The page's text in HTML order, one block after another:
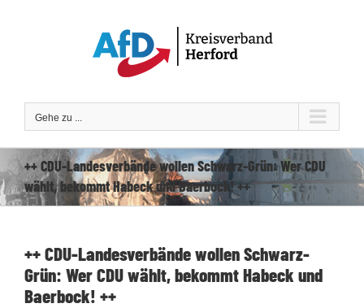
Gehe zu ...
++ CDU-Landesverbände wollen Schwarz-Grün: Wer CDU
wählt, bekommt Habeck und Baerbock! ++
++ CDU-Landesverbände wollen Schwarz-
Grün: Wer CDU wählt, bekommt Habeck und
Baerbock! ++